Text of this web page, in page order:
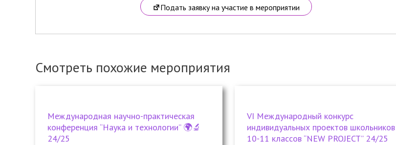
Подать заявку на участие в мероприятии
Смотреть похожие мероприятия
Международная научно-практическая
конференция “Наука и технологии” 🌍🔬
24/25
VI Международный конкурс
индивидуальных проектов школьников
10-11 классов “NEW PROJECT” 24/25